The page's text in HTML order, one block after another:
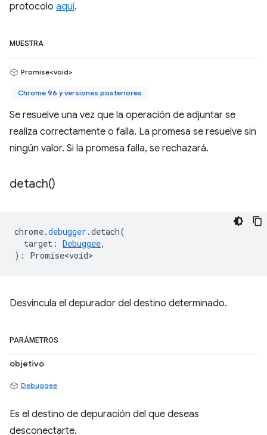
protocolo aquí.
MUESTRA
Promise<void>
Chrome 96 y versiones posteriores
Se resuelve una vez que la operación de adjuntar se
realiza correctamente o falla. La promesa se resuelve sin
ningún valor. Si la promesa falla, se rechazará.
detach()
chrome.debugger .detach(
target : Debuggee,
) : Promise<void>
Desvincula el depurador del destino determinado.
PARÁMETROS
objetivo
Debuggee
Es el destino de depuración del que deseas
desconectarte.